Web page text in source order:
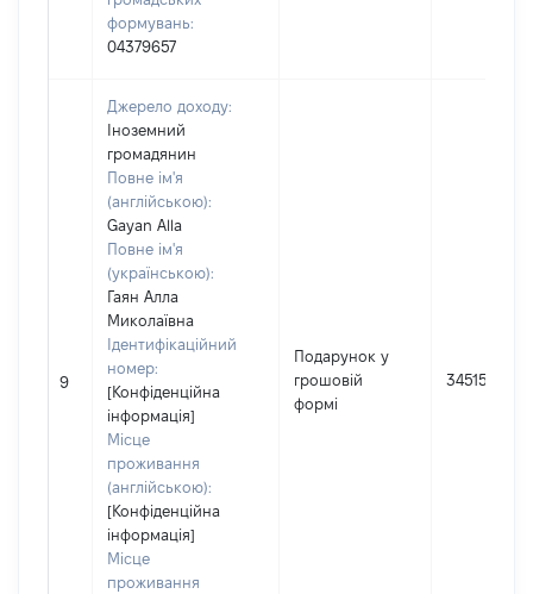
формувань:
04379657
9
Джерело доходу:
Іноземний
громадянин
Повне ім'я
(англійською):
Gayan Alla
Повне ім'я
(українською):
Гаян Алла
Миколаївна
Ідентифікаційний
номер:
[Конфіденційна
інформація]
Місце
проживання
(англійською):
[Конфіденційна
інформація]
Місце
проживання
Подарунок у
грошовій
формі
34515